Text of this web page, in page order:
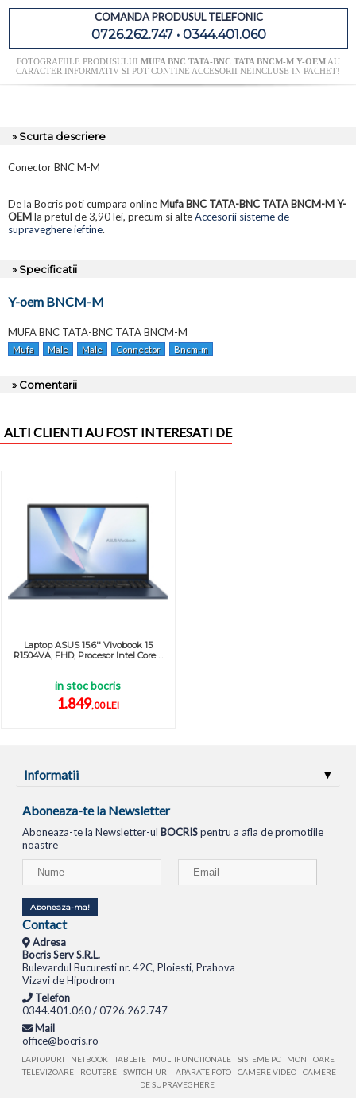
COMANDA PRODUSUL TELEFONIC
0726.262.747 • 0344.401.060
FOTOGRAFIILE PRODUSULUI MUFA BNC TATA-BNC TATA BNCM-M Y-OEMAU
CARACTER INFORMATIV SI POT CONTINE ACCESORII NEINCLUSE IN PACHET!
» Scurta descriere
Conector BNC M-M
De la Bocris poti cumpara online Mufa BNC TATA-BNC TATA BNCM-M Y-
OEMla pretul de 3,90 lei, precum si alteAccesorii sisteme de
supraveghere ieftine.
» Specificatii
Y-oem BNCM-M
MUFA BNC TATA-BNC TATA BNCM-M
Mufa Male Male Connector Bncm-m
» Comentarii
ALTI CLIENTI AU FOST INTERESATI DE
Laptop ASUS 15.6'' Vivobook 15
R1504VA, FHD, Procesor Intel Core ...
in stoc bocris
1.849,00 LEI
Informatii
Aboneaza-te la Newsletter
Aboneaza-te la Newsletter-ul BOCRISpentru a afla de promotiile
noastre
Aboneaza-ma!
Contact
Adresa
Bocris Serv S.R.L.
Bulevardul Bucuresti nr. 42C, Ploiesti, Prahova
Vizavi de Hipodrom
Telefon
0344.401.060 / 0726.262.747
Mail
office@bocris.ro
LAPTOPURI NETBOOK TABLETE MULTIFUNCTIONALE SISTEME PC
MONITOARE
TELEVIZOARE
ROUTERE SWITCH-URI APARATE FOTO CAMERE VIDEO
CAMERE
DE SUPRAVEGHERE